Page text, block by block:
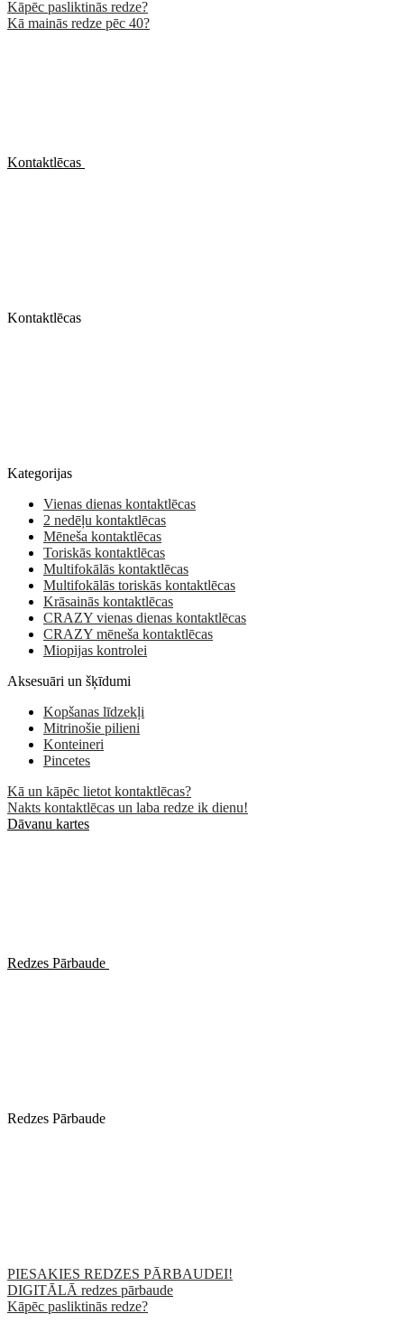
Kāpēc pasliktinās redze?
Kā mainās redze pēc 40?
Kontaktlēcas
Kontaktlēcas
Kategorijas
Vienas dienas kontaktlēcas
2 nedēļu kontaktlēcas
Mēneša kontaktlēcas
Toriskās kontaktlēcas
Multifokālās kontaktlēcas
Multifokālās toriskās kontaktlēcas
Krāsainās kontaktlēcas
CRAZY vienas dienas kontaktlēcas
CRAZY mēneša kontaktlēcas
Miopijas kontrolei
Aksesuāri un šķīdumi
Kopšanas līdzekļi
Mitrinošie pilieni
Konteineri
Pincetes
Kā un kāpēc lietot kontaktlēcas?
Nakts kontaktlēcas un laba redze ik dienu!
Dāvanu kartes
Redzes Pārbaude
Redzes Pārbaude
PIESAKIES REDZES PĀRBAUDEI!
DIGITĀLĀ redzes pārbaude
Kāpēc pasliktinās redze?